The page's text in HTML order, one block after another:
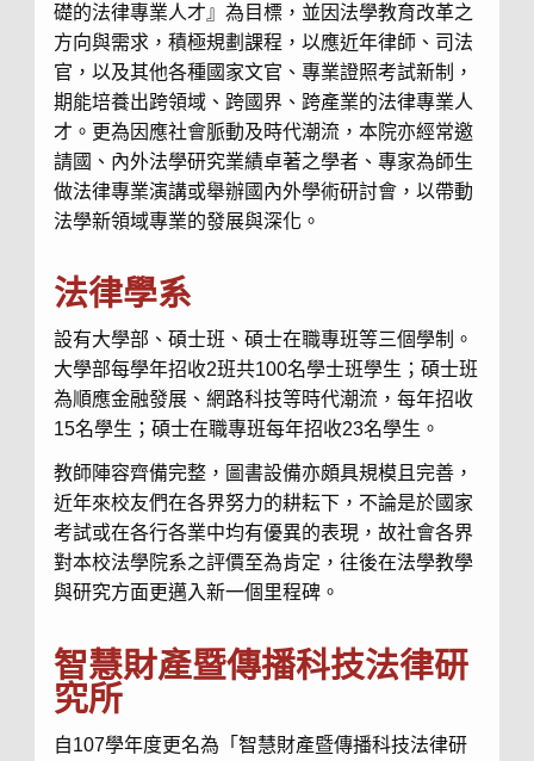
礎的法律專業人才』為目標，並因法學教育改革之
方向與需求，積極規劃課程，以應近年律師、司法
官，以及其他各種國家文官、專業證照考試新制，
期能培養出跨領域、跨國界、跨產業的法律專業人
才。更為因應社會脈動及時代潮流，本院亦經常邀
請國、內外法學研究業績卓著之學者、專家為師生
做法律專業演講或舉辦國內外學術研討會，以帶動
法學新領域專業的發展與深化。
法律學系
設有大學部、碩士班、碩士在職專班等三個學制。
大學部每學年招收2班共100名學士班學生；碩士班
為順應金融發展、網路科技等時代潮流，每年招收
15名學生；碩士在職專班每年招收23名學生。
教師陣容齊備完整，圖書設備亦頗具規模且完善，
近年來校友們在各界努力的耕耘下，不論是於國家
考試或在各行各業中均有優異的表現，故社會各界
對本校法學院系之評價至為肯定，往後在法學教學
與研究方面更邁入新一個里程碑。
智慧財產暨傳播科技法律研
究所
自107學年度更名為「智慧財產暨傳播科技法律研